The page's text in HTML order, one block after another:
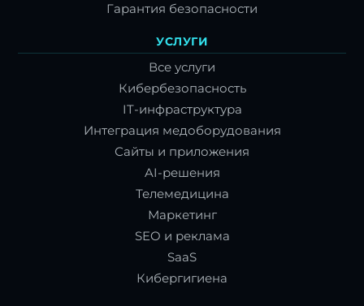
Гарантия безопасности
УСЛУГИ
Все услуги
Кибербезопасность
IT-инфраструктура
Интеграция медоборудования
Сайты и приложения
AI-решения
Телемедицина
Маркетинг
SEO и реклама
SaaS
Кибергигиена